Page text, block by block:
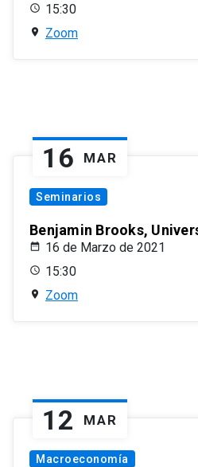
15:30
Zoom
16 MAR
Seminarios
Benjamin Brooks,
16 de Marzo de 2021
15:30
Zoom
12 MAR
Macroeconomía